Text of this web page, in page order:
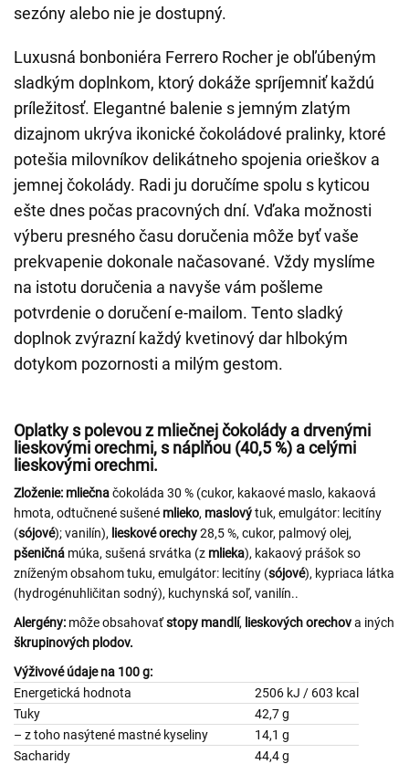
sezóny alebo nie je dostupný.
Luxusná bonboniéra Ferrero Rocher je obľúbeným
sladkým doplnkom, ktorý dokáže spríjemniť každú
príležitosť. Elegantné balenie s jemným zlatým
dizajnom ukrýva ikonické čokoládové pralinky, ktoré
potešia milovníkov delikátneho spojenia orieškov a
jemnej čokolády. Radi ju doručíme spolu s kyticou
ešte dnes počas pracovných dní. Vďaka možnosti
výberu presného času doručenia môže byť vaše
prekvapenie dokonale načasované. Vždy myslíme
na istotu doručenia a navyše vám pošleme
potvrdenie o doručení e-mailom. Tento sladký
doplnok zvýrazní každý kvetinový dar hlbokým
dotykom pozornosti a milým gestom.
Oplatky s polevou z mliečnej čokolády a drvenými
lieskovými orechmi, s náplňou (40,5 %) a celými
lieskovými orechmi.
Zloženie: mliečnačokoláda 30 % (cukor, kakaové maslo, kakaová
hmota, odtučnené sušené mlieko, maslovýtuk, emulgátor: lecitíny
(sójové); vanilín), lieskové orechy28,5 %, cukor, palmový olej,
pšeničná múka, sušená srvátka (z mlieka), kakaový prášok so
zníženým obsahom tuku, emulgátor: lecitíny (sójové), kypriaca látka
(hydrogénuhličitan sodný), kuchynská soľ, vanilín..
Alergény: môže obsahovaťstopy mandlí, lieskových orechova iných
škrupinových plodov.
Výživové údaje na 100 g:
Energetická hodnota
2506 kJ / 603 kcal
Tuky
42,7 g
– z toho nasýtené mastné kyseliny 14,1 g
Sacharidy
44,4 g